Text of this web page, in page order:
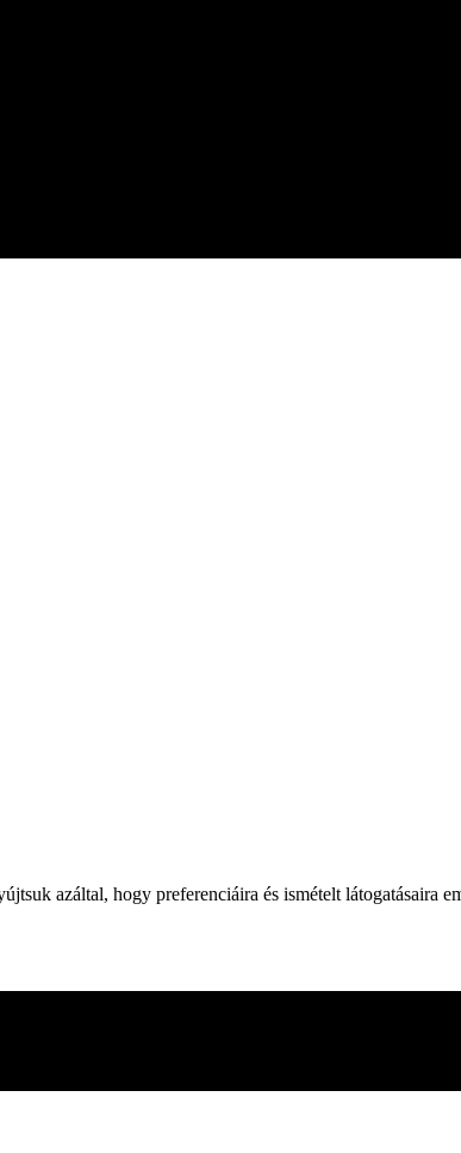
azáltal, hogy preferenciáira és ismételt látogatásaira